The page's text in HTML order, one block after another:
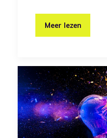
Meer lezen